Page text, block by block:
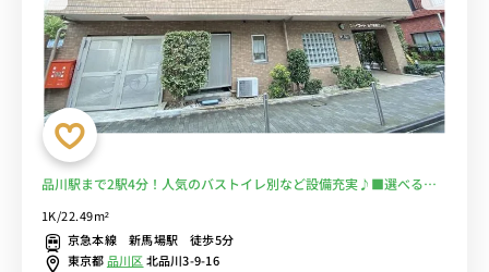
品川駅まで2駅4分！人気のバストイレ別など設備充実♪■選べるWi-
1K/22.49m²
京急本線 新馬場駅 徒歩5分
東京都品川区北品川3-9-16